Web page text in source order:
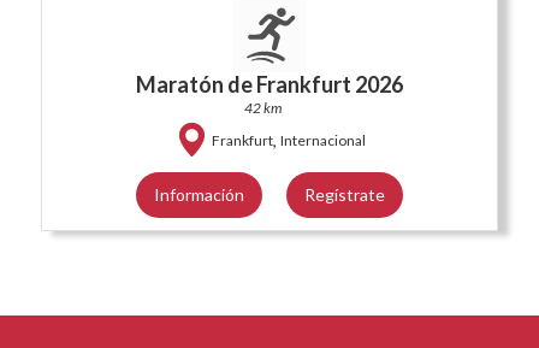
Maratón de Frankfurt 2026
42 km
Frankfurt, Internacional
Información Regístrate